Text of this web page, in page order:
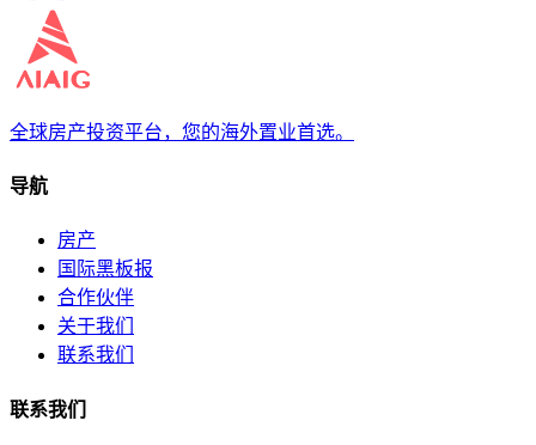
全球房产投资平台，您的海外置业首选。
导航
房产
国际黑板报
合作伙伴
关于我们
联系我们
联系我们